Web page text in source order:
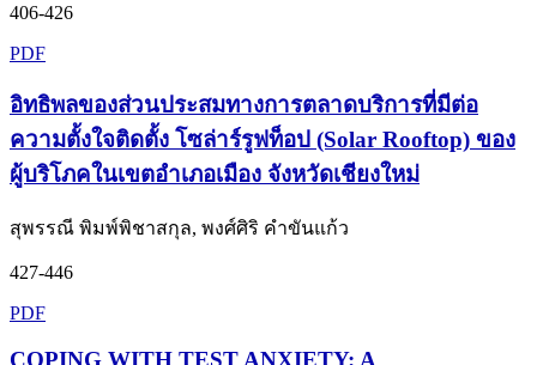
406-426
PDF
อิทธิพลของส่วนประสมทางการตลาดบริการที่มีต่อ
ความตั้งใจติดตั้ง โซล่าร์รูฟท็อป (Solar Rooftop) ของ
ผู้บริโภคในเขตอำเภอเมือง จังหวัดเชียงใหม่
สุพรรณี พิมพ์พิชาสกุล, พงศ์ศิริ คำขันแก้ว
427-446
PDF
COPING WITH TEST ANXIETY: A